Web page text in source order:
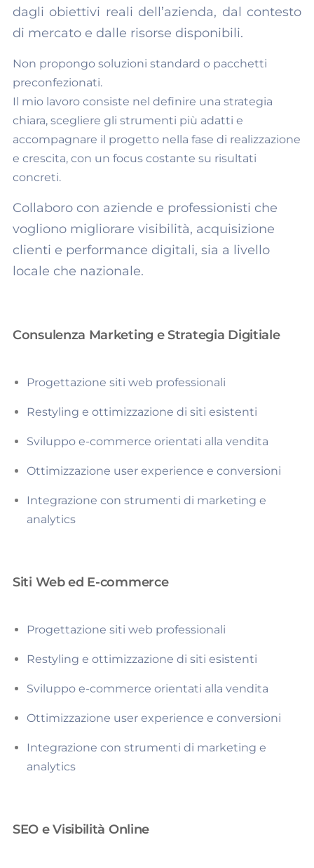
dagli obiettivi reali dell’azienda, dal contesto
di mercato e dalle risorse disponibili.
Non propongo soluzioni standard o pacchetti
preconfezionati.
Il mio lavoro consiste nel definire una strategia
chiara, scegliere gli strumenti più adatti e
accompagnare il progetto nella fase di realizzazione
e crescita, con un focus costante su risultati
concreti.
Collaboro con aziende e professionisti che
vogliono migliorare visibilità, acquisizione
clienti e performance digitali, sia a livello
locale che nazionale.
Consulenza Marketing e Strategia Digitiale
Progettazione siti web professionali
Restyling e ottimizzazione di siti esistenti
Sviluppo e-commerce orientati alla vendita
Ottimizzazione user experience e conversioni
Integrazione con strumenti di marketing e
analytics
Siti Web ed E-commerce
Progettazione siti web professionali
Restyling e ottimizzazione di siti esistenti
Sviluppo e-commerce orientati alla vendita
Ottimizzazione user experience e conversioni
Integrazione con strumenti di marketing e
analytics
SEO e Visibilità Online